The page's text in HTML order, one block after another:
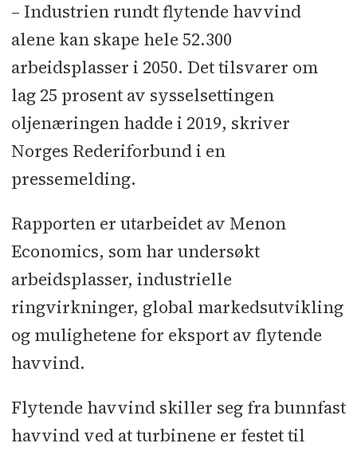
– Industrien rundt flytende havvind
alene kan skape hele 52.300
arbeidsplasser i 2050. Det tilsvarer om
lag 25 prosent av sysselsettingen
oljenæringen hadde i 2019, skriver
Norges Rederiforbund i en
pressemelding.
Rapporten er utarbeidet av Menon
Economics, som har undersøkt
arbeidsplasser, industrielle
ringvirkninger, global markedsutvikling
og mulighetene for eksport av flytende
havvind.
Flytende havvind skiller seg fra bunnfast
havvind ved at turbinene er festet til